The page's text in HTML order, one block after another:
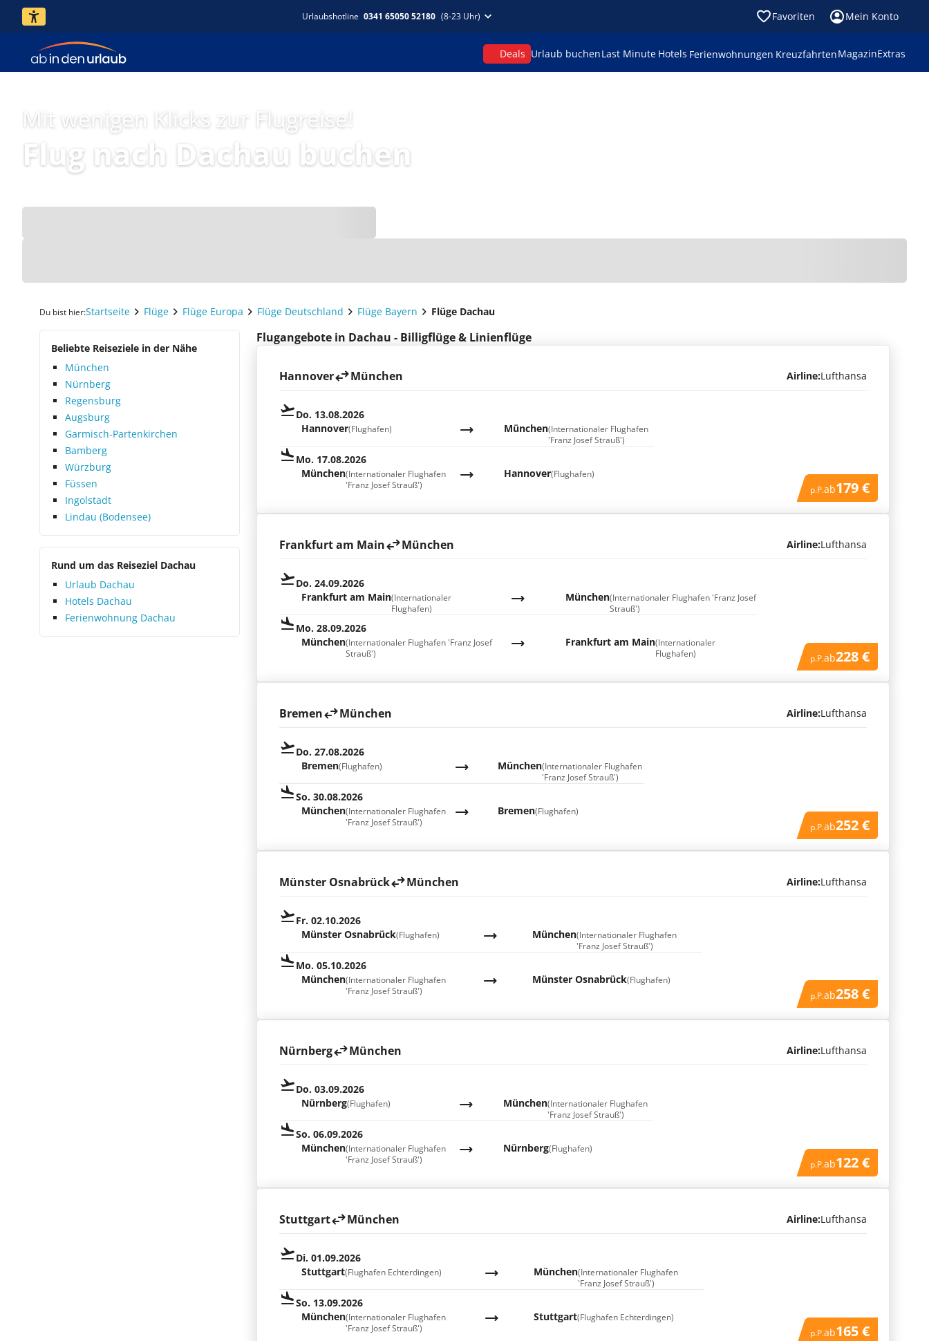
Urlaubshotline 0341 65050 52180 (8-23 Uhr) Favoriten Mein Konto
Deals Urlaub buchenLast Minute Hotels Ferienwohnungen KreuzfahrtenMagazinExtras
Mit wenigen Klicks zur Flugreise!
Flug nach Dachau buchen
Du bist hier:Startseite Flüge Flüge Europa Flüge Deutschland Flüge Bayern Flüge Dachau
Beliebte Reiseziele in der Nähe
München
Nürnberg
Regensburg
Augsburg
Garmisch-Partenkirchen
Bamberg
Würzburg
Füssen
Ingolstadt
Lindau (Bodensee)
Rund um das Reiseziel Dachau
Urlaub Dachau
Hotels Dachau
Ferienwohnung Dachau
Flugangebote in Dachau - Billigflüge & Linienflüge
Hannover München Airline:Lufthansa
Do. 13.08.2026
Hannover(Flughafen) München(Internationaler Flughafen
'Franz Josef Strauß')
Mo. 17.08.2026
Hannover(Flughafen)
München(Internationaler Flughafen
'Franz Josef Strauß')
p.P.ab179 €
Frankfurt am Main München Airline:Lufthansa
Do. 24.09.2026
Frankfurt am Main(Internationaler
Flughafen)
München(Internationaler Flughafen 'Franz Josef
Strauß')
Mo. 28.09.2026
Frankfurt am Main(Internationaler
Flughafen)
München(Internationaler Flughafen 'Franz Josef
Strauß')
p.P.ab228 €
Bremen München Airline:Lufthansa
Do. 27.08.2026
Bremen(Flughafen) München(Internationaler Flughafen
'Franz Josef Strauß')
So. 30.08.2026
Bremen(Flughafen)
München(Internationaler Flughafen
'Franz Josef Strauß')
p.P.ab252 €
Münster Osnabrück München Airline:Lufthansa
Fr. 02.10.2026
Münster Osnabrück(Flughafen) München(Internationaler Flughafen
'Franz Josef Strauß')
Mo. 05.10.2026
Münster Osnabrück(Flughafen)
München(Internationaler Flughafen
'Franz Josef Strauß')
p.P.ab258 €
Nürnberg München Airline:Lufthansa
Do. 03.09.2026
Nürnberg(Flughafen) München(Internationaler Flughafen
'Franz Josef Strauß')
So. 06.09.2026
Nürnberg(Flughafen)
München(Internationaler Flughafen
'Franz Josef Strauß')
p.P.ab122 €
Stuttgart München Airline:Lufthansa
Di. 01.09.2026
Stuttgart(Flughafen Echterdingen) München(Internationaler Flughafen
'Franz Josef Strauß')
So. 13.09.2026
Stuttgart(Flughafen Echterdingen)
München(Internationaler Flughafen
'Franz Josef Strauß')
p.P.ab165 €